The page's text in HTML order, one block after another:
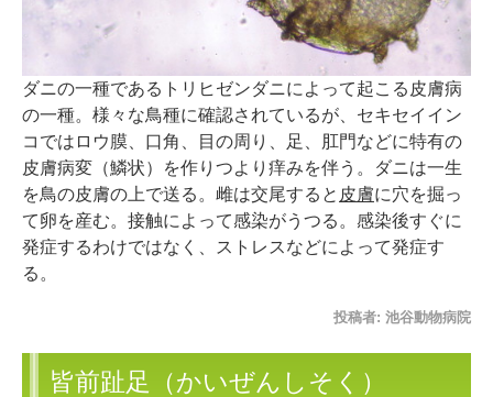
ダニの一種であるトリヒゼンダニによって起こる皮膚病
の一種。様々な鳥種に確認されているが、セキセイイン
コではロウ膜、口角、目の周り、足、肛門などに特有の
皮膚病変（鱗状）を作りつより痒みを伴う。ダニは一生
を鳥の皮膚の上で送る。雌は交尾すると 皮膚に穴を掘っ
て卵を産む。接触によって感染がうつる。感染後すぐに
発症するわけではなく、ストレスなどによって発症す
る。
投稿者: 池谷動物病院
皆前趾足（かいぜんしそく）